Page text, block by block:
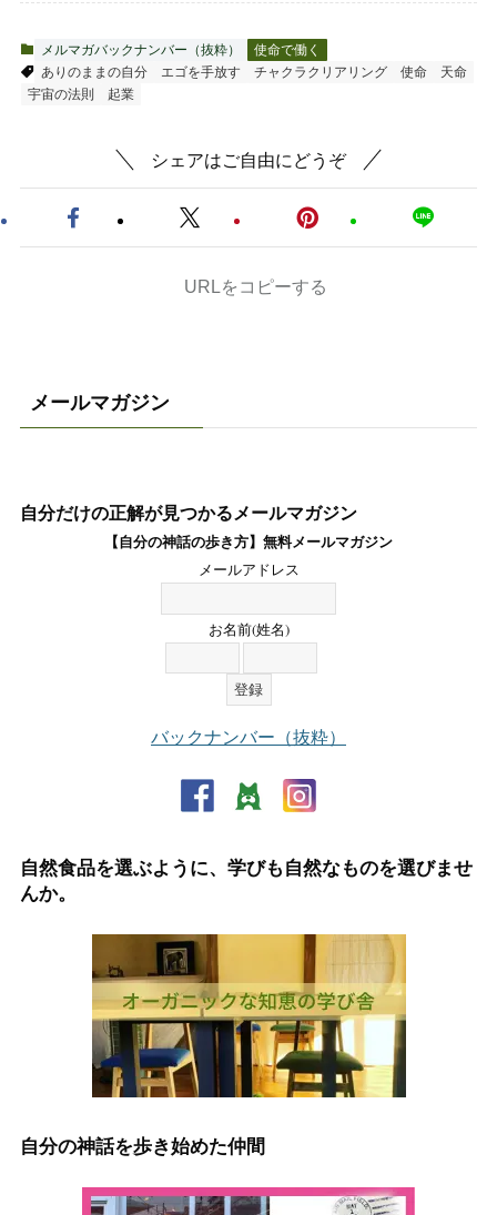
メルマガバックナンバー（抜粋）
使命で働く
ありのままの自分
エゴを手放す チャクラクリアリング 使命
天命
宇宙の法則
起業
シェアはご自由にどうぞ
URLをコピーする
メールマガジン
自分だけの正解が見つかるメールマガジン
【自分の神話の歩き方】無料メールマガジン
メールアドレス
お名前(姓名)
バックナンバー（抜粋）
自然食品を選ぶように、学びも自然なものを選びませ
んか。
自分の神話を歩き始めた仲間